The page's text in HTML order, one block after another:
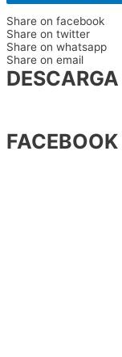
Share on facebook
Share on twitter
Share on whatsapp
Share on email
FACEBOOK